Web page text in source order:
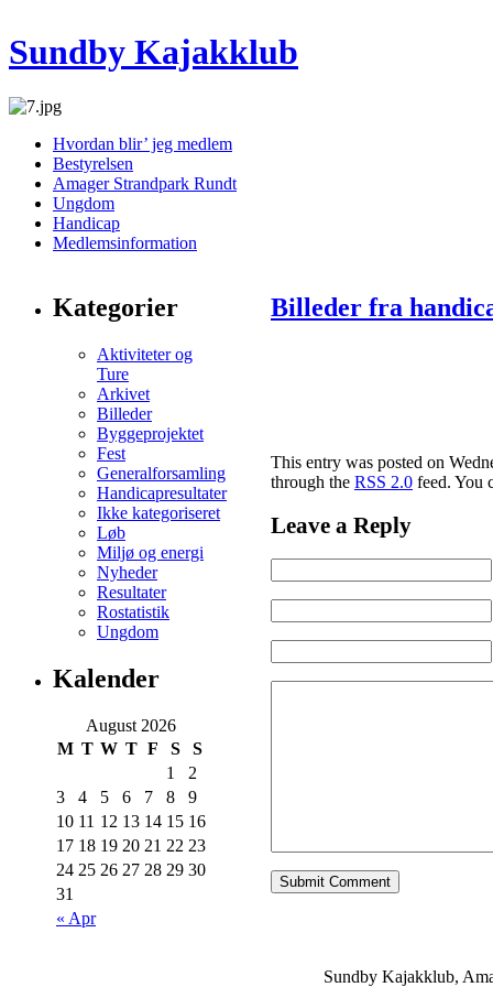
Sundby Kajakklub
Hvordan blir’ jeg medlem
Bestyrelsen
Amager Strandpark Rundt
Ungdom
Handicap
Medlemsinformation
Kategorier
Aktiviteter og
Ture
Arkivet
Billeder
Byggeprojektet
Fest
Generalforsamling
Handicapresultater
Ikke kategoriseret
Løb
Miljø og energi
Nyheder
Resultater
Rostatistik
Ungdom
Kalender
August 2026
M T W T F S S
« Apr
1
2
3
4 5 6 7 8
9
10 11 12 13 14 15 16
17 18 19 20 21 22 23
24 25 26 27 28 29 30
31
Billeder fra
This entry was posted on
through the RSS 2.0 feed. You
Leave a Reply
Sundby Kajakklub,